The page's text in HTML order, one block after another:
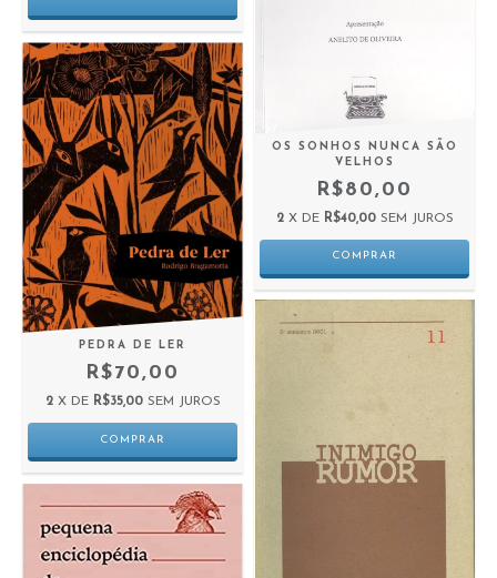
PEDRA DE LER
R$70,00
2 X DE R$35,00 SEM JUROS
OS SONHOS NUNCA SÃO
VELHOS
R$80,00
2 X DE R$40,00 SEM JUROS